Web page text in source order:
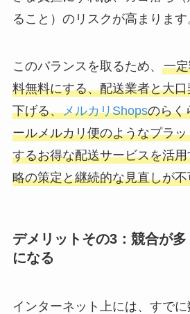
ること）のリスクが高まります
このバランスを取るため、 一
料無料にする、配送業者と大
下げる、メルカリShopsのらく
ールメルカリ便のようなプラ
するお得な配送サービスを活
略の策定と継続的な見直しが不
デメリットその3：競合が
になる
インターネット上には、すで